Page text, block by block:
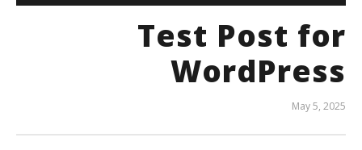
Test Post for
WordPress
May 5, 2025